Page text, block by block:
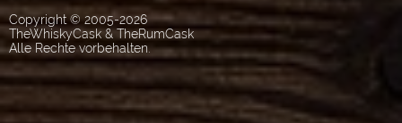
Copyright © 2005-2026
TheWhiskyCask & TheRumCask
Alle Rechte vorbehalten.